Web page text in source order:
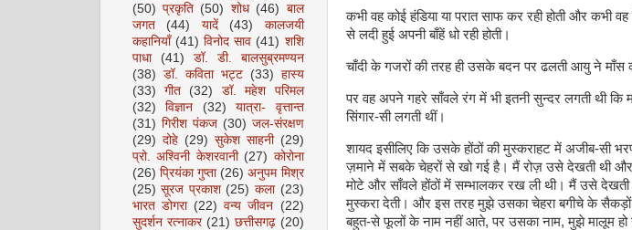
कभी वह कोई हंडिया या परात साफ कर रही होती और कभी
से लदी हुई अपनी बाँहें धो रही होती।
चाँदी के गजरों की तरह ही उसके बदन पर ढलती आयु ने माँस
पर वह अपने गहरे साँवले रंग में भी इतनी सुन्दर लगती थी कि
सिंगार-सी लगती थीं।
शायद इसीलिए कि उसके होंठों की मुस्कराहट में अजीब-सी
ज़माने में सबके चेहरों से खो गई है। मैं रोज़ उसे देखती थी
मोटे और साँवले होंठों में सम्भालकर रख ली थी। मैं उसे
मुस्करा देती। और इस तरह मुझे उसका चेहरा बगीचे के
बहुत-से फूलों के नाम नहीं आते, पर उसका नाम, मुझे मालूम हो
(50) प्रकृति (50) शोध (46) बाल
जगत
(44) यादें (43)
कालजयी
कहानियाँ (41) विनोद साव (41) शशि
पाधा
(41)
डॉ. डी. बालसुब्रमण्यन
(38) डॉ. कविता भट्ट (33) हास्य
(33)
गीत (32)
डॉ. महेश परिमल
(32)
विज्ञान (32)
यात्रा- वृत्तान्त
(31) गिरीश पंकज (30) जल-संरक्षण
(29) दोहे (29) सुकेश साहनी (29)
प्रो. अश्विनी केशरवानी (27) कोरोना
(26) प्रियंका गुप्ता (26) अनुपम मिश्र
(25) सूरज प्रकाश (25) कला (23)
भारत डोगरा (22) वन्य जीवन (22)
सुदर्शन रत्नाकर (21) छत्तीसगढ़ (20)